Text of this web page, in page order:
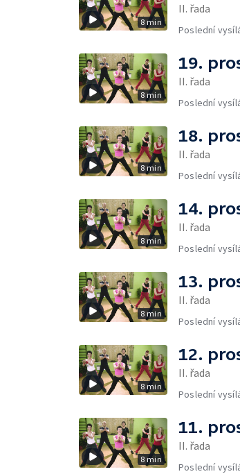
8 min
II. řada
Poslední
8 min
19.
II. řada
Poslední
8 min
18.
II. řada
Poslední
8 min
14.
II. řada
Poslední
8 min
13.
II. řada
Poslední
8 min
12.
II. řada
Poslední
8 min
11.
II. řada
Poslední